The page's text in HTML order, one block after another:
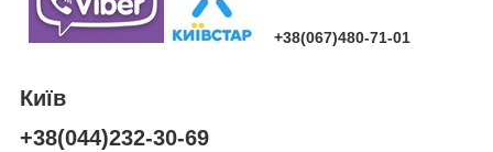
+38(067)480-71-01
Київ
+38(044)232-30-69